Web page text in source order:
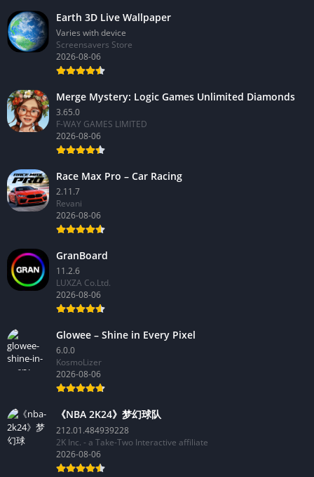
Earth 3D Live Wallpaper
Varies with device
Screensavers Store
2026-08-06
Merge Mystery: Logic Games Unlimited Diamonds
3.65.0
F-WAY GAMES LIMITED
2026-08-06
Race Max Pro – Car Racing
2.11.7
Revani
2026-08-06
GranBoard
11.2.6
LUXZA Co.Ltd.
2026-08-06
Glowee – Shine in Every Pixel
6.0.0
KosmoLizer
2026-08-06
《NBA 2K24》梦幻球队
212.01.484939228
2K Inc. - a Take-Two Interactive affiliate
2026-08-06